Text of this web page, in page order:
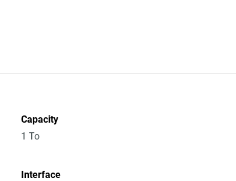
Capacity
1 To
Interface